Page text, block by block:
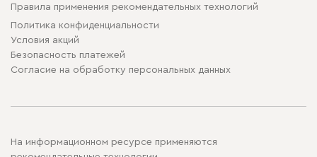
Правила применения рекомендательных технологий
Политика конфиденциальности
Условия акций
Безопасность платежей
Cогласие на обработку персональных данных
На информационном ресурсе применяются